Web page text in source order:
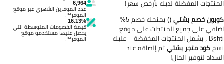
المفضلة لديك بأرخص سعر!
خصم بشتي
() يمنحك خصم 5%
على جميع المنتجات على موقع
Bshti ، يشمل المنتجات المخفضة – عليك
كود متجر بشتيثم إلصاقه عند
لتوفير المال!
6,964
عدد الموفرين الشهري عبر موقع
الموفر™.
16.13%
قيمة الخصومات المتوسطة التي
يحصل عليها مستخدمو موقع
الموفر™.